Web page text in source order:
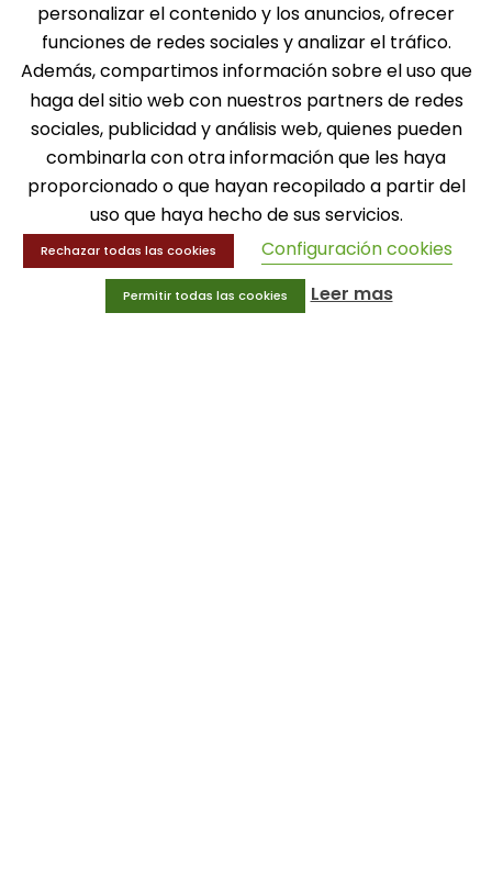
SOLICITA INFORMACIÓN
MENÚ
Balones
Deportes
Educación física
Entrenamiento y educación física
MENÚ
Equipamiento deportivo
personalizar el contenido y los anuncios, ofrecer
funciones de redes sociales y analizar el tráfico.
Además, compartimos información sobre el uso que
haga del sitio web con nuestros partners de redes
sociales, publicidad y análisis web, quienes pueden
combinarla con otra información que les haya
proporcionado o que hayan recopilado a partir del
uso que haya hecho de sus servicios.
Rechazar todas las cookies Configuración cookies
Permitir todas las cookies Leer mas